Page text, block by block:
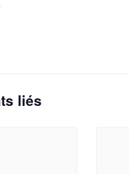
liés